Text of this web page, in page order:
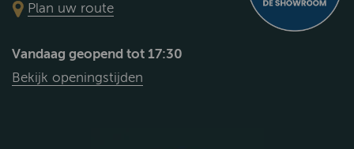
Plan uw route
Vandaag geopend tot 17:30
Bekijk openingstijden